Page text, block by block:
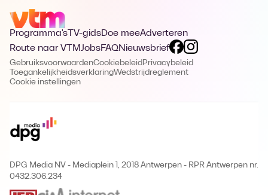
Programma'sTV-gidsDoe meeAdverteren
Route naar VTMJobsFAQNieuwsbrief
GebruiksvoorwaardenCookiebeleid Privacybeleid
ToegankelijkheidsverklaringWedstrijdreglement
Cookie instellingen
DPG Media NV - Mediaplein 1, 2018 Antwerpen - RPR Antwerpen nr.
0432.306.234